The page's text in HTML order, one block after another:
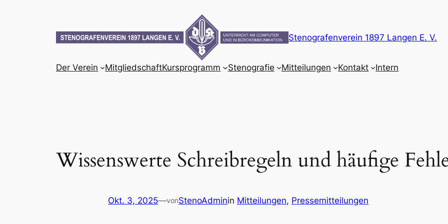
Stenografenverein 1897 Langen E. V.
Der Verein MitgliedschaftKursprogramm Stenografie Mitteilungen Kontakt Intern
Wissenswerte Schreibregeln und häufige
Okt. 3, 2025—vonStenoAdminin Mitteilungen, Pressemitteilungen